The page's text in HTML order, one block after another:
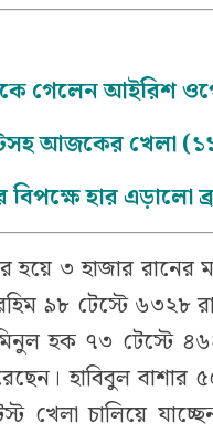
গেলেন আইরিশ
আজকের খেলা
হার এড়ালো
হয়ে ৩ হাজার
৯৮ টেস্টে ৬৩২৮
হক ৭৩ টেস্টে
হাবিবুল
খেলা চালিয়ে